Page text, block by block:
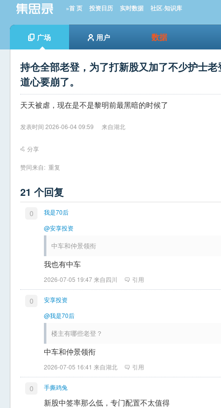
»首 页 投资日历 实时数据 社区-知识库
广场 用户 数据
持仓全部老登，为了打新股又加了不少护士老
道心要崩了。
天天被虐，现在是不是黎明前最黑暗的时候了
发表时间 2026-06-04 09:59 来自湖北
分享
赞同来自: 重复
21 个回复
0
我是70后
@安享投资
中车和仲景领衔
我也有中车
2026-07-05 19:47 来自四川 引用
0
安享投资
@我是70后
楼主有哪些老登？
中车和仲景领衔
2026-07-05 16:41 来自湖北 引用
0 手撕鸡兔
新股中签率那么低，专门配置不太值得